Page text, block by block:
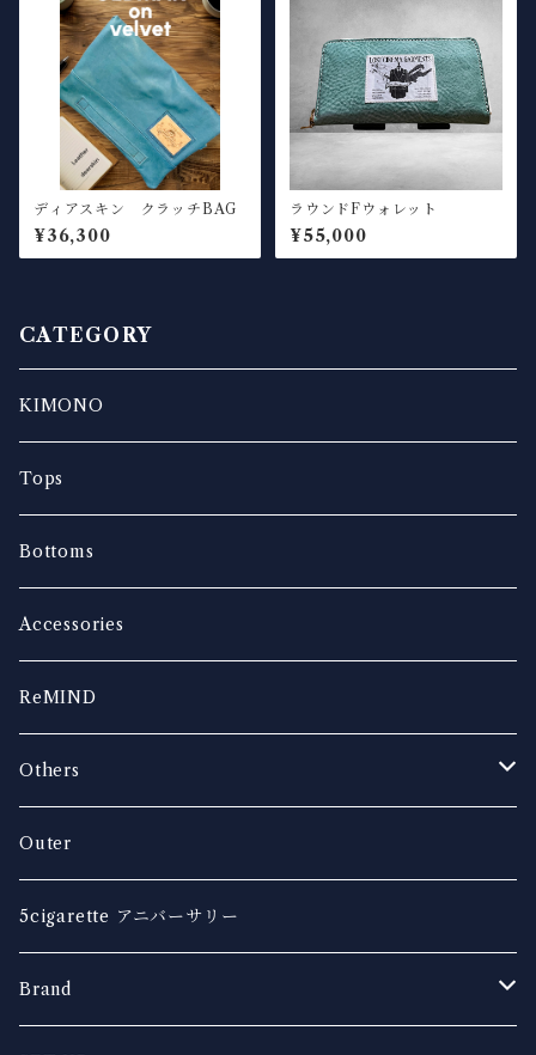
ディアスキン クラッチBAG
¥36,300
ラウンドFウォレット
¥55,000
CATEGORY
KIMONO
Tops
Bottoms
Accessories
ReMIND
Others
music
Outer
5cigarette アニバーサリー
Brand